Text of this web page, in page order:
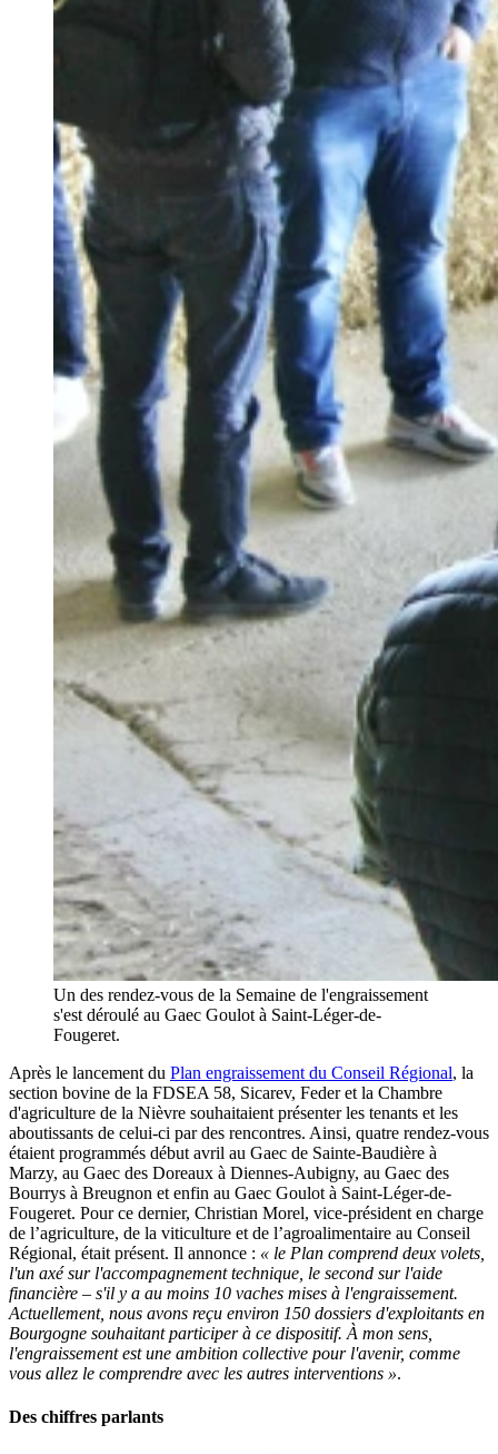
Un des rendez-vous de la Semaine de l'engraissement
s'est déroulé au Gaec Goulot à Saint-Léger-de-
Fougeret.
Après le lancement du Plan engraissement du Conseil Régional, la
section bovine de la FDSEA 58, Sicarev, Feder et la Chambre
d'agriculture de la Nièvre souhaitaient présenter les tenants et les
aboutissants de celui-ci par des rencontres. Ainsi, quatre rendez-vous
étaient programmés début avril au Gaec de Sainte-Baudière à
Marzy, au Gaec des Doreaux à Diennes-Aubigny, au Gaec des
Bourrys à Breugnon et enfin au Gaec Goulot à Saint-Léger-de-
Fougeret. Pour ce dernier, Christian Morel, vice-président en charge
de l’agriculture, de la viticulture et de l’agroalimentaire au Conseil
Régional, était présent. Il annonce : « le Plan comprend deux volets,
l'un axé sur l'accompagnement technique, le second sur l'aide
financière – s'il y a au moins 10 vaches mises à l'engraissement.
Actuellement, nous avons reçu environ 150 dossiers d'exploitants en
Bourgogne souhaitant participer à ce dispositif. À mon sens,
l'engraissement est une ambition collective pour l'avenir, comme
vous allez le comprendre avec les autres interventions ».
Des chiffres parlants